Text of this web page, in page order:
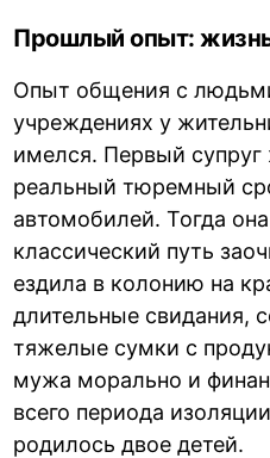
Прошлый опыт:
Опыт общения с
учреждениях у
имелся. Первый
реальный тюремный
автомобилей. Тогда
классический путь
ездила в колонию на
длительные свидания,
тяжелые сумки с
мужа морально и
всего периода
родилось двое детей.